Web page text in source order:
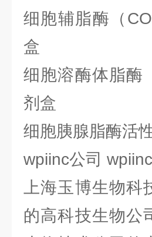
细胞辅脂酶（
盒
细胞溶酶体脂酶
剂盒
细胞胰腺脂酶活
wpiinc公司
上海玉博生物
的高科技生物公